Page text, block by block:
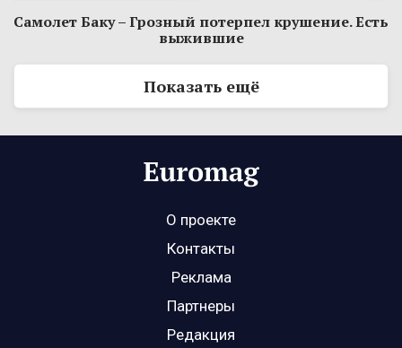
Самолет Баку – Грозный потерпел крушение. Есть
выжившие
Показать ещё
О проекте
Контакты
Реклама
Партнеры
Редакция